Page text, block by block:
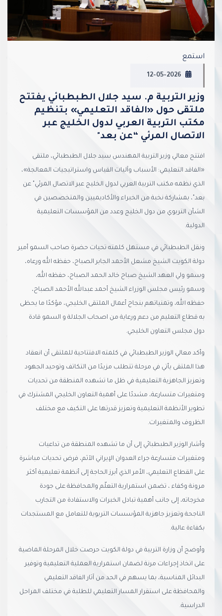
استمع
12-05-2026
وزير التربية م. سيد جلال الطبطبائي يفتتح
ملتقى حول «الفاقد التعليمي» بتنظيم
مكتب التربية العربي لدول الخليج عبر
الاتصال المرئي “عن بعد"
افتتح معالي وزير التربية المهندس سيد جلال الطبطبائي، ملتقى
«الفاقد التعليمي: الأسباب وآليات القياس واستراتيجيات المعالجة»،
الذي نظمه مكتب التربية العربي لدول الخليج عبر الاتصال المرئي" عن
بعد"، بمشاركة نخبة من الخبراء والأكاديميين والمتخصصين في
الشأن التربوي من دول الخليج وعدد من المؤسسات التعليمية
الدولية.
ونقل الطبطبائي في مستهل كلمته تحيات حضرة صاحب السمو أمير
دولة الكويت الشيخ مشعل الأحمد الجابر الصباح، حفظه الله ورعاه،
وسمو ولي العهد الشيخ صباح خالد الحمد الصباح، حفظه الله،
وسمو رئيس مجلس الوزراء الشيخ أحمد عبدالله الأحمد الصباح،
حفظه الله، وتمنياتهم بنجاح أعمال الملتقى الخليجي، مؤكدًا ما يحظى
به قطاع التعليم من دعم ورعاية من اصحاب الجلالة و السمو قادة
دول مجلس التعاون الخليجي.
وأكد معالي الوزير الطبطبائي في كلمته الافتتاحية للملتقى أن انعقاد
هذا الملتقى يأتي في مرحلة تتطلب مزيدًا من التكاتف وتوحيد الجهود
وتعزيز الجاهزية التعليمية في ظل ما تشهده المنطقة من تحديات
ومتغيرات متسارعة، مشددًا على أهمية التعاون الخليجي المشترك في
تطوير الأنظمة التعليمية وتعزيز قدرتها على التكيف مع مختلف
الظروف والمتغيرات.
وأشار الوزير الطبطبائي إلى أن ما تشهده المنطقة من تداعيات
ومتغيرات متسارعة جراء العدوان الإيراني الآثم، فرض تحديات مباشرة
على القطاع التعليمي، الأمر الذي أبرز الحاجة إلى أنظمة تعليمية أكثر
مرونة وكفاء ، تضمن استمرارية التعلّم والمحافظة على جودة
مخرجاته، إلى جانب أهمية تبادل الخبرات والاستفادة من التجارب
الناجحة وتعزيز جاهزية المؤسسات التربوية للتعامل مع المستجدات
بكفاءة عالية.
وأوضح أن وزارة التربية في دولة الكويت حرصت خلال المرحلة الماضية
على اتخاذ إجراءات مرنة لضمان استمرارية العملية التعليمية وتوفير
البدائل المناسبة، بما يسهم في الحد من آثار الفاقد التعليمي
والمحافظة على استقرار المسار التعليمي للطلبة في مختلف المراحل
الدراسية.